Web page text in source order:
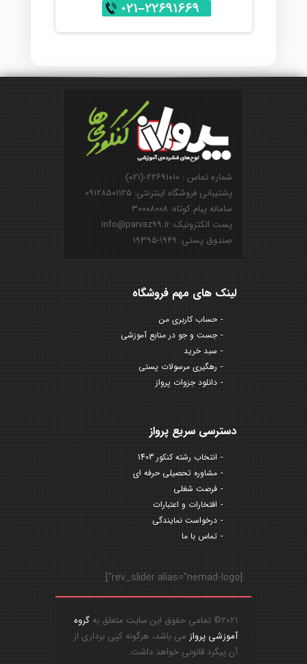
شماره تماس : ۲۲۶۹۱۰۱۰-(۰۲۱)
پشتیبانی فروشگاه اینترنتی: ۰۹۱۲۸۵۰۱۱۲۵
سامانه پیام کوتاه: ۳۰۰۰۸۰۰۸
پست الکترونیک: info@parvaz99.ir
صندوق پستی: ۱۹۴۹-۱۹۳۹۵
لینک های مهم فروشگاه
حساب کاربری من
جست و جو در منابع آموزشی
سبد خرید
رهگیری مرسولات پستی
دانلود جزوات پرواز
دسترسی سریع پرواز
انتخاب رشته کنکور 1403
مشاوره تحصیلی حرفه ای
فرصت شغلی
افتخارات و اعتبارات
درخواست نمایندگی
تماس با ما
[rev_slider alias="nemad-logo"]
2021© تمامی حقوق این سایت متعلق به
گروه
آموزشی پرواز می باشد، هرگونه کپی برداری از
آن پیگرد قانونی خواهد داشت.